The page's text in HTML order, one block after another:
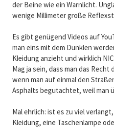
der Beine wie ein Warnlicht.
wenige Millimeter große
Es gibt genügend Videos auf
man eins mit dem Dunklen
Kleidung anzieht und wirklich
Mag ja sein, dass man das
wenn man auf einmal den
Asphalts begutachtet, weil man
Mal ehrlich: ist es zu viel
Kleidung, eine Taschenlampe